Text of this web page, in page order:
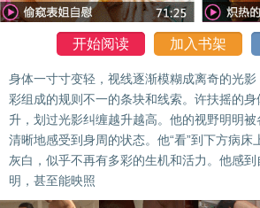
开始阅读 加入书架
身体一寸寸变轻，视线逐渐模糊成离奇的光
彩组成的规则不一的条块和线索。许扶摇的
升，划过光影纠缠越升越高。他的视野明明
清晰地感受到身周的状态。他“看”到下方病床
灰白，似乎不再有多彩的生机和活力。他感
明，甚至能映照